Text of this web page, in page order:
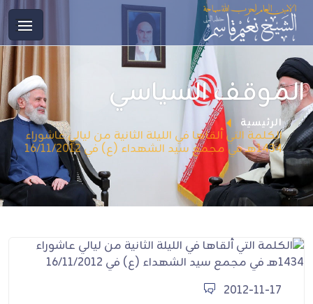
الموقف السياسي
الرئيسية
الكلمة التي ألقاها في الليلة الثانية من ليالي عاشوراء
1434هـ في مجمع سيد الشهداء (ع) في 16/11/2012
2012-11-17